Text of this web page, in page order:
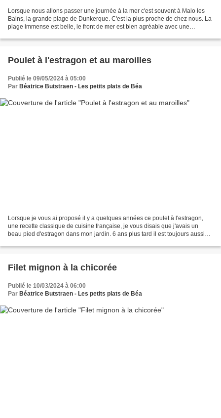
Lorsque nous allons passer une journée à la mer c'est souvent à Malo les
Bains, la grande plage de Dunkerque. C'est la plus proche de chez nous. La
plage immense est belle, le front de mer est bien agréable avec une
Poulet à l'estragon et au maroilles
Publié le 09/05/2024 à 05:00
Par Béatrice Butstraen - Les petits plats de Béa
Lorsque je vous ai proposé il y a quelques années ce poulet à l'estragon,
une recette classique de cuisine française, je vous disais que j'avais un
beau pied d'estragon dans mon jardin. 6 ans plus tard il est toujours aussi
Filet mignon à la chicorée
Publié le 10/03/2024 à 06:00
Par Béatrice Butstraen - Les petits plats de Béa